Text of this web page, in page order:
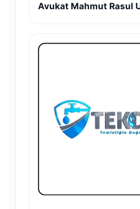
Avukat Mahmut Rasul